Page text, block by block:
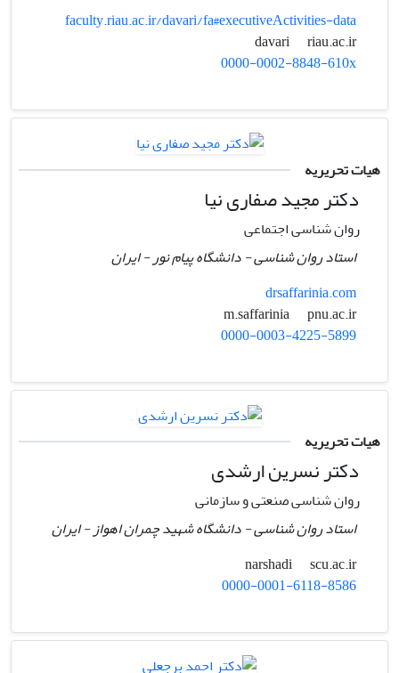
faculty.riau.ac.ir/davari/fa#executiveActivities-data
davari
riau.ac.ir
0000-0002-8848-610x
هیات تحریریه
دکتر مجید صفاری نیا
روان شناسی اجتماعی
استاد روان شناسی - دانشگاه پیام نور - ایران
drsaffarinia.com
m.saffarinia
pnu.ac.ir
0000-0003-4225-5899
هیات تحریریه
دکتر نسرین ارشدی
روان شناسی صنعتی و سازمانی
استاد روان شناسی - دانشگاه شهید چمران اهواز - ایران
narshadi
scu.ac.ir
0000-0001-6118-8586